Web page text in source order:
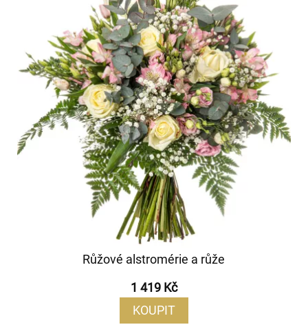
Růžové alstromérie a růže
1 419 Kč
KOUPIT